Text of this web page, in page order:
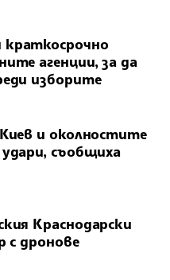
агенции, за да
изборите
и околностите
съобщиха
Краснодарски
с дронове